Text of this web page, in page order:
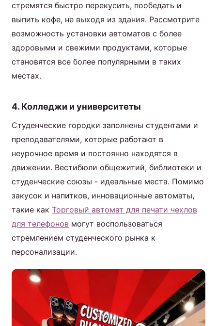
стремятся быстро перекусить, пообедать и
выпить кофе, не выходя из здания. Рассмотрите
возможность установки автоматов с более
здоровыми и свежими продуктами, которые
становятся все более популярными в таких
местах.
4. Колледжи и университеты
Студенческие городки заполнены студентами и
преподавателями, которые работают в
неурочное время и постоянно находятся в
движении. Вестибюли общежитий, библиотеки и
студенческие союзы - идеальные места. Помимо
закусок и напитков, инновационные автоматы,
такие как Торговый автомат для печати чехлов
для телефонов могут воспользоваться
стремлением студенческого рынка к
персонализации.